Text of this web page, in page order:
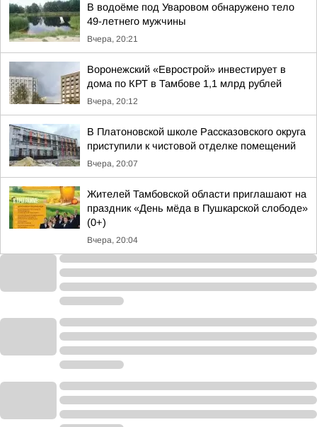
В водоёме под Уваровом обнаружено тело
49-летнего мужчины
Вчера, 20:21
Воронежский «Еврострой» инвестирует в
дома по КРТ в Тамбове 1,1 млрд рублей
Вчера, 20:12
В Платоновской школе Рассказовского округа
приступили к чистовой отделке помещений
Вчера, 20:07
Жителей Тамбовской области приглашают на
праздник «День мёда в Пушкарской слободе»
(0+)
Вчера, 20:04